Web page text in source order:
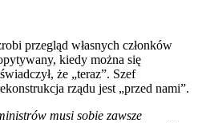
przegląd własnych członków
kiedy można się
że „teraz”. Szef
rządu jest „przed nami”.
musi sobie zawsze